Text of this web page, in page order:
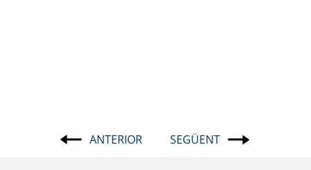
Navegació
ANTERIOR SEGÜENT